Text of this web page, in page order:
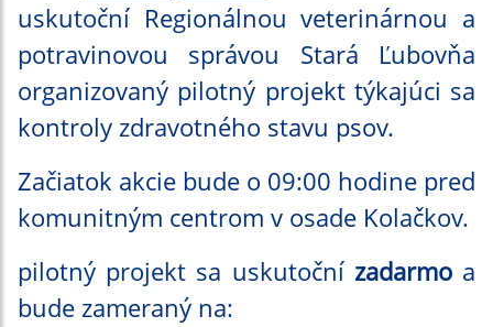
uskutoční Regionálnou veterinárnou a
potravinovou správou Stará Ľubovňa
organizovaný pilotný projekt týkajúci sa
kontroly zdravotného stavu psov.
Začiatok akcie bude o 09:00 hodine pred
komunitným centrom v osade Kolačkov.
pilotný projekt sa uskutoční zadarmoa
bude zameraný na: